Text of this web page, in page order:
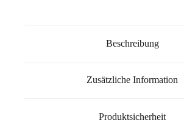
Beschreibung
Zusätzliche Information
Produktsicherheit